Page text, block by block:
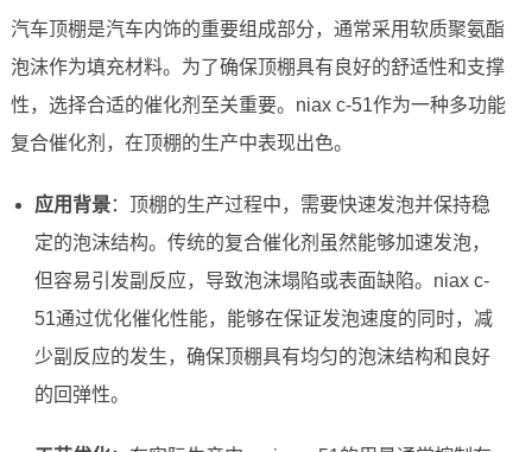
汽车顶棚是汽车内饰的重要组成部分，通常采用软质聚氨酯
泡沫作为填充材料。为了确保顶棚具有良好的舒适性和支撑
性，选择合适的催化剂至关重要。niax c-51作为一种多功能
复合催化剂，在顶棚的生产中表现出色。
应用背景：顶棚的生产过程中，需要快速发泡并保持稳
定的泡沫结构。传统的复合催化剂虽然能够加速发泡，
但容易引发副反应，导致泡沫塌陷或表面缺陷。niax c-
51通过优化催化性能，能够在保证发泡速度的同时，减
少副反应的发生，确保顶棚具有均匀的泡沫结构和良好
的回弹性。